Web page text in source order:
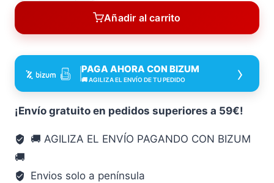
de
la
AWS
Inalámbrica
Makita
199741-
154X71
57
Mm
Añadir al carrito
PAGA AHORA CON BIZUM
🚚 AGILIZA EL ENVÍO DE TU PEDIDO ›
¡Envío gratuito en pedidos superiores a 59€!
🚚 AGILIZA EL ENVÍO PAGANDO CON BIZUM
🚚
Envios solo a península